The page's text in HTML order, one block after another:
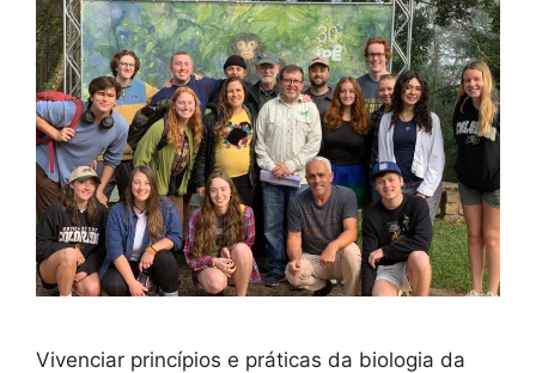
Vivenciar princípios e práticas da biologia da